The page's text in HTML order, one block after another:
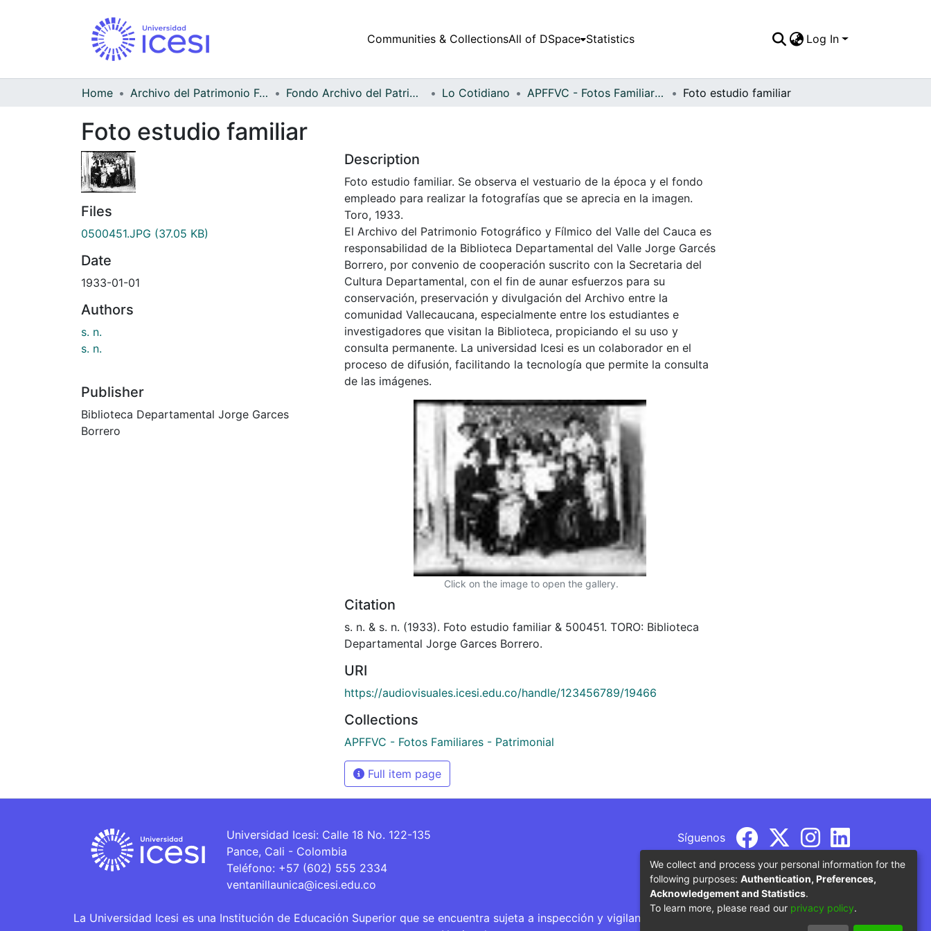
Communities & CollectionsAll of DSpace Statistics Log In
Home Archivo del Patrimonio Fotográfico y Fílmico del Valle del Cauca Fondo Archivo del Patrimonio Fotográfico y Fílmico del Valle del Cauca Lo Cotidiano APFFVC - Fotos Familiares - Patrimonial Foto estudio familiar
Foto estudio familiar
Files
0500451.JPG (37.05 KB)
Date
1933-01-01
Authors
s. n.
s. n.
Publisher
Biblioteca Departamental Jorge Garces
Borrero
Description
Foto estudio familiar. Se observa el vestuario de la época y el fondo
empleado para realizar la fotografías que se aprecia en la imagen.
Toro, 1933.
El Archivo del Patrimonio Fotográfico y Fílmico del Valle del Cauca es
responsabilidad de la Biblioteca Departamental del Valle Jorge Garcés
Borrero, por convenio de cooperación suscrito con la Secretaria del
Cultura Departamental, con el fin de aunar esfuerzos para su
conservación, preservación y divulgación del Archivo entre la
comunidad Vallecaucana, especialmente entre los estudiantes e
investigadores que visitan la Biblioteca, propiciando el su uso y
consulta permanente. La universidad Icesi es un colaborador en el
proceso de difusión, facilitando la tecnología que permite la consulta
de las imágenes.
Click on the image to open the gallery.
Citation
s. n. & s. n. (1933). Foto estudio familiar & 500451. TORO: Biblioteca
Departamental Jorge Garces Borrero.
URI
https://audiovisuales.icesi.edu.co/handle/123456789/19466
Collections
APFFVC - Fotos Familiares - Patrimonial
Full item page
Universidad Icesi: Calle 18 No. 122-135
Pance, Cali - Colombia
Teléfono: +57 (602) 555 2334
ventanillaunica@icesi.edu.co
Síguenos
La Universidad Icesi es una Institución de Educación Superior que se encuentra sujeta a inspección y vigilancia por parte del Ministerio de Educación
We collect and process your personal information for the
following purposes: Authentication, Preferences,
Acknowledgement and Statistics.
To learn more, please read our privacy policy.